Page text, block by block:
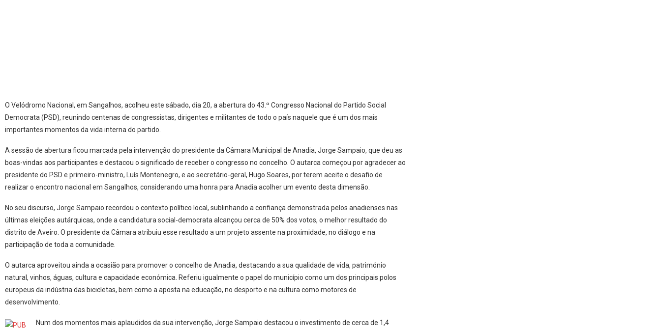
O Velódromo Nacional, em Sangalhos, acolheu este sábado, dia 20, a abertura do 43.º Congresso Nacional do Partido Social
Democrata (PSD), reunindo centenas de congressistas, dirigentes e militantes de todo o país naquele que é um dos mais
importantes momentos da vida interna do partido.
A sessão de abertura ficou marcada pela intervenção do presidente da Câmara Municipal de Anadia, Jorge Sampaio, que deu as
boas-vindas aos participantes e destacou o significado de receber o congresso no concelho. O autarca começou por agradecer ao
presidente do PSD e primeiro-ministro, Luís Montenegro, e ao secretário-geral, Hugo Soares, por terem aceite o desafio de
realizar o encontro nacional em Sangalhos, considerando uma honra para Anadia acolher um evento desta dimensão.
No seu discurso, Jorge Sampaio recordou o contexto político local, sublinhando a confiança demonstrada pelos anadienses nas
últimas eleições autárquicas, onde a candidatura social-democrata alcançou cerca de 50% dos votos, o melhor resultado do
distrito de Aveiro. O presidente da Câmara atribuiu esse resultado a um projeto assente na proximidade, no diálogo e na
participação de toda a comunidade.
O autarca aproveitou ainda a ocasião para promover o concelho de Anadia, destacando a sua qualidade de vida, património
natural, vinhos, águas, cultura e capacidade económica. Referiu igualmente o papel do município como um dos principais polos
europeus da indústria das bicicletas, bem como a aposta na educação, no desporto e na cultura como motores de
desenvolvimento.
Num dos momentos mais aplaudidos da sua intervenção, Jorge Sampaio destacou o investimento de cerca de 1,4